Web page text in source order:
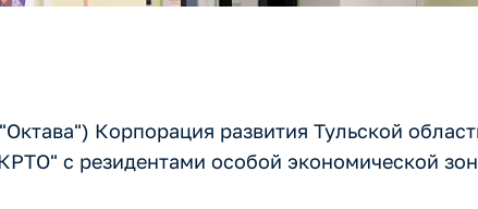
Корпорация развития Тульской
с резидентами особой экономической